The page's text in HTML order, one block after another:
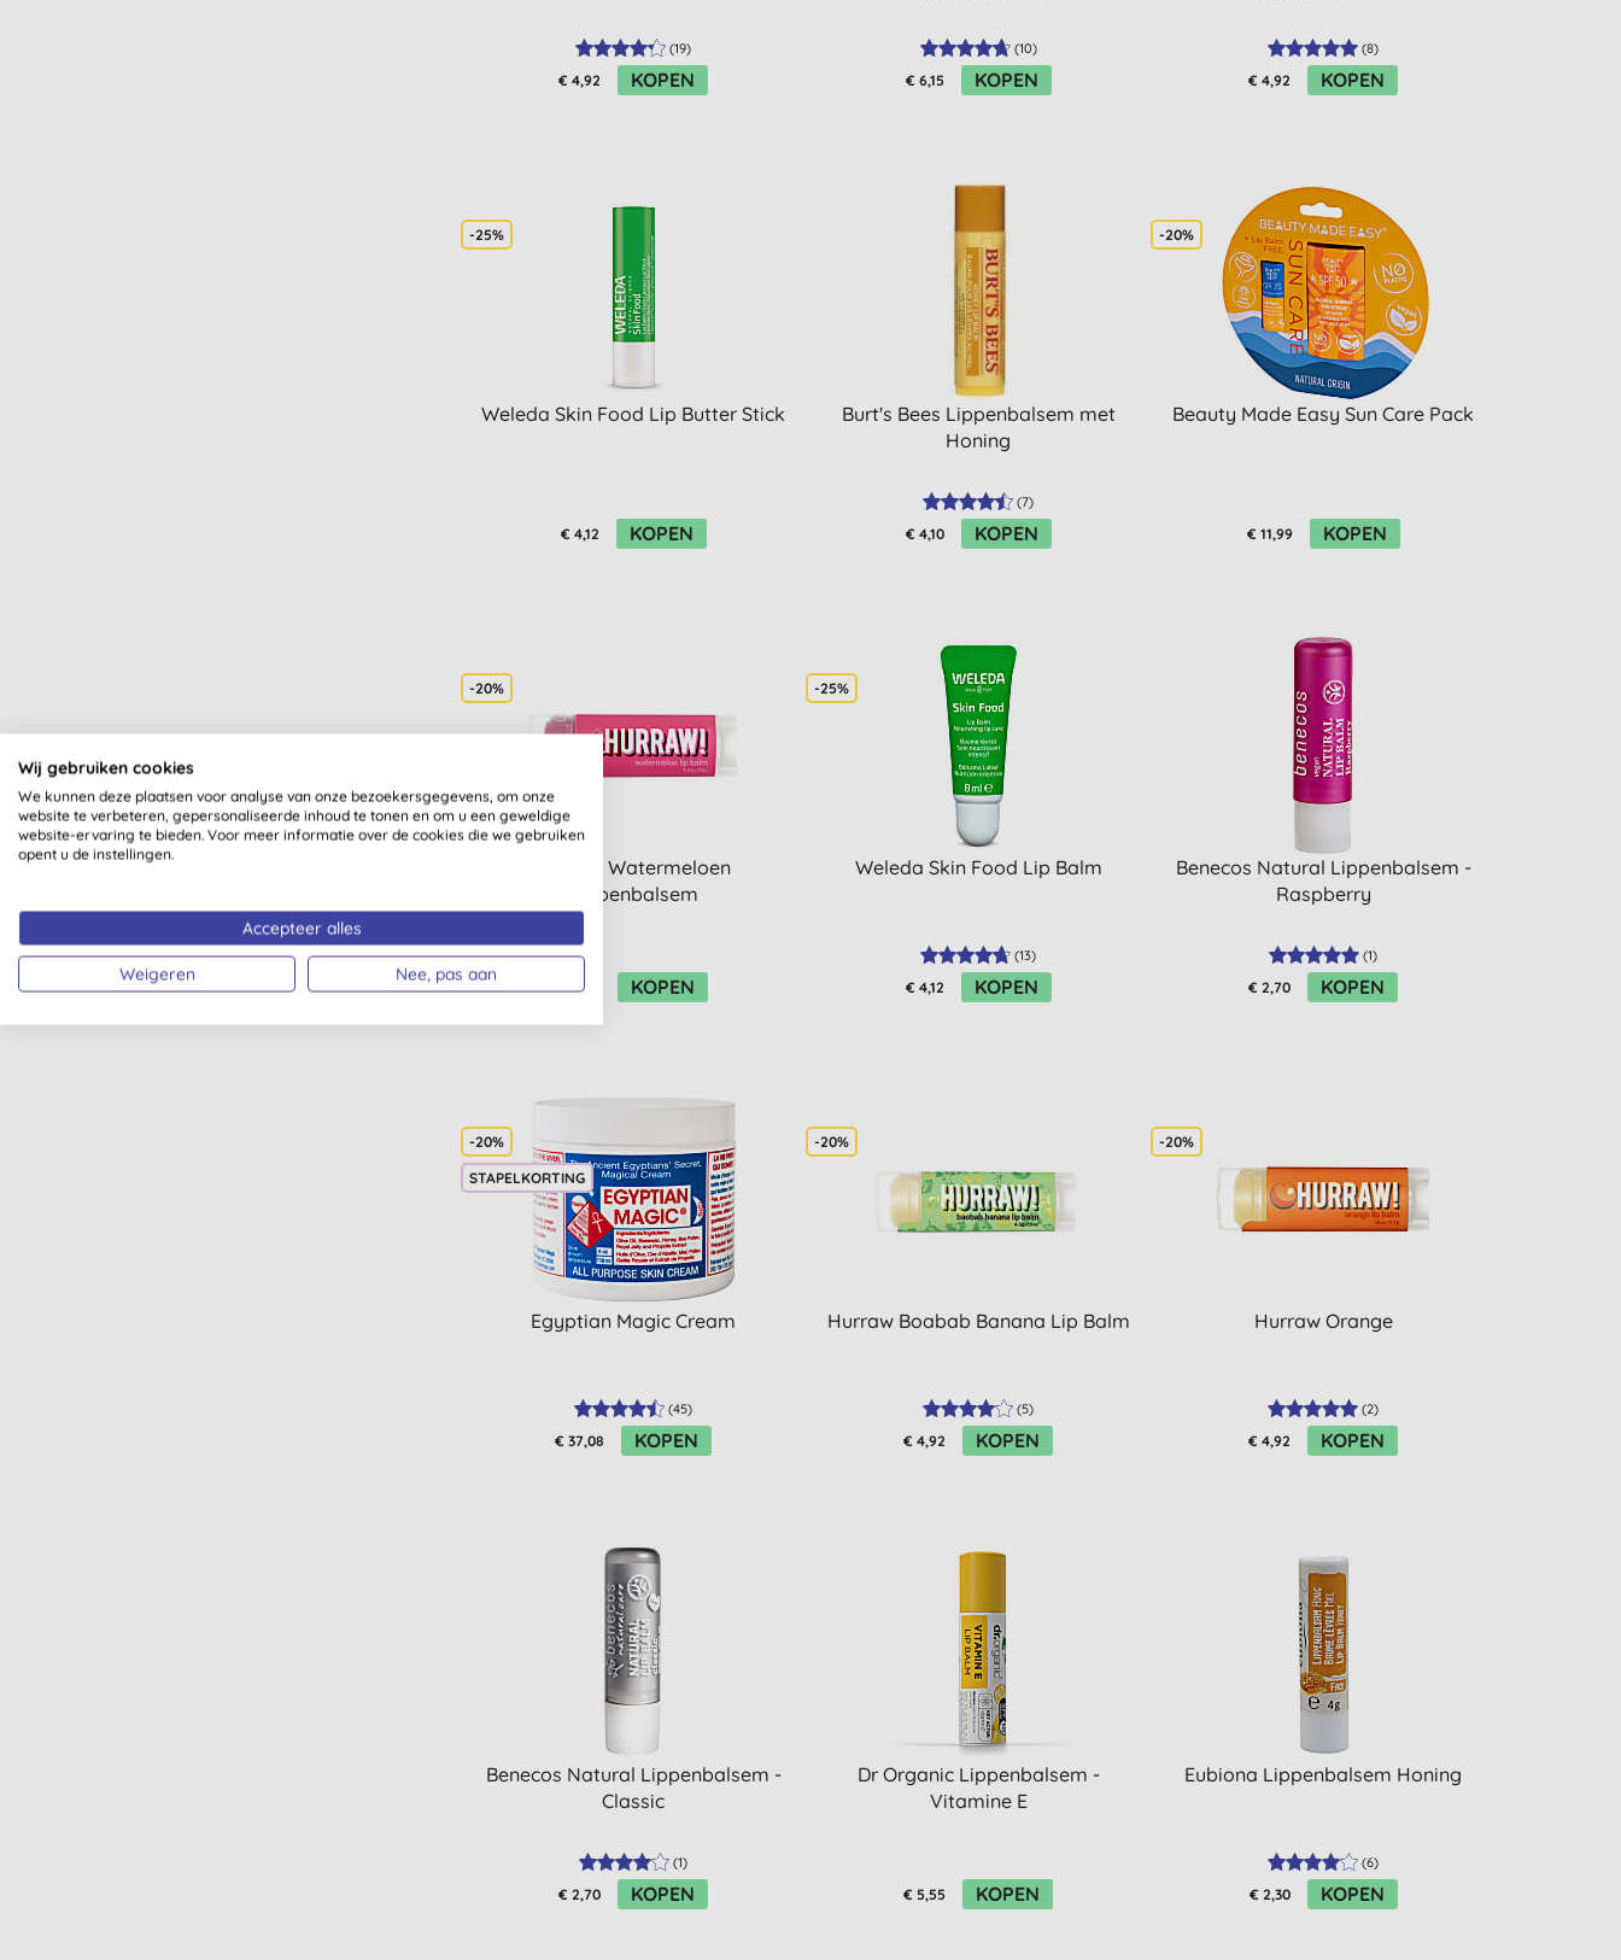
(19)
€ 4,92 KOPEN
(10)
€ 6,15 KOPEN
(8)
€ 4,92 KOPEN
-25%
Weleda Skin Food Lip Butter Stick
€ 4,12 KOPEN
Burt's Bees Lippenbalsem met
Honing
(7)
€ 4,10 KOPEN
-20%
Beauty Made Easy Sun Care Pack
€ 11,99 KOPEN
-20%
Hurraw Watermeloen
Lippenbalsem
€ 4,92 KOPEN
-25%
Weleda Skin Food Lip Balm
(13)
€ 4,12 KOPEN
Benecos Natural Lippenbalsem -
Raspberry
(1)
€ 2,70 KOPEN
-20%
STAPELKORTING
Egyptian Magic Cream
(45)
€ 37,08 KOPEN
-20%
Hurraw Boabab Banana Lip Balm
(5)
€ 4,92 KOPEN
-20%
Hurraw Orange
(2)
€ 4,92 KOPEN
Benecos Natural Lippenbalsem -
Classic
(1)
€ 2,70 KOPEN
Dr Organic Lippenbalsem -
Vitamine E
€ 5,55 KOPEN
Eubiona Lippenbalsem Honing
(6)
€ 2,30 KOPEN
Wij gebruiken cookies
We kunnen deze plaatsen voor analyse van onze bezoekersgegevens, om onze
website te verbeteren, gepersonaliseerde inhoud te tonen en om u een geweldige
website-ervaring te bieden. Voor meer informatie over de cookies die we gebruiken
opent u de instellingen.
Accepteer alles
Weigeren Nee, pas aan